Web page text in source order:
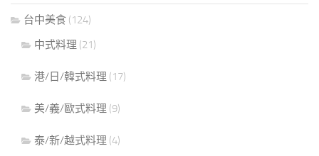
台中美食 (124)
中式料理 (21)
港/日/韓式料理 (17)
美/義/歐式料理 (9)
泰/新/越式料理 (4)